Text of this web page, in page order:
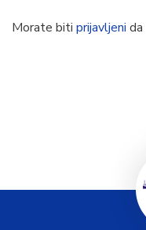
Morate biti prijavljeni